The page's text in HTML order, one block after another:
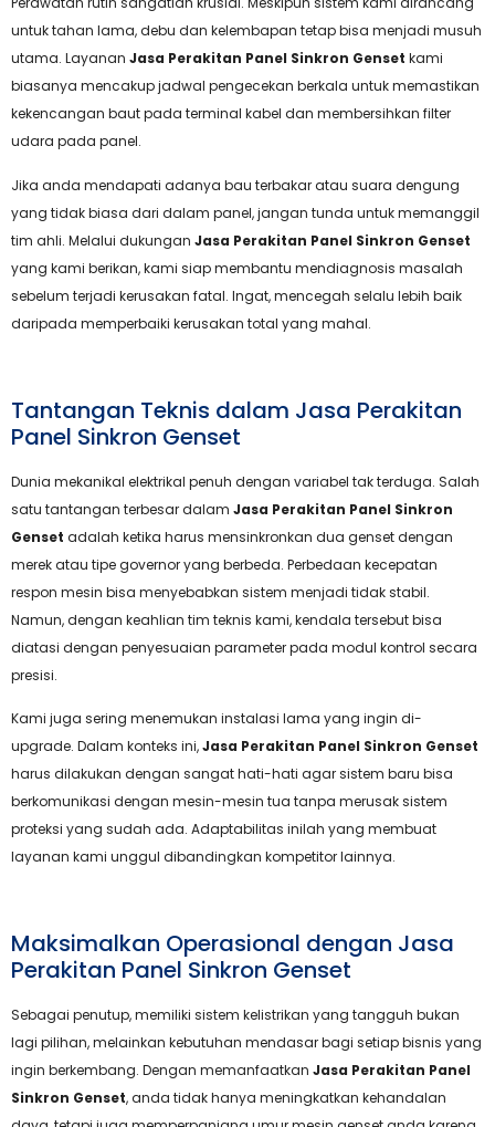
untuk tahan lama, debu dan kelembapan tetap bisa menjadi musuh
utama. Layanan Jasa Perakitan Panel Sinkron Genset kami
biasanya mencakup jadwal pengecekan berkala untuk memastikan
kekencangan baut pada terminal kabel dan membersihkan filter
udara pada panel.
Jika anda mendapati adanya bau terbakar atau suara dengung
yang tidak biasa dari dalam panel, jangan tunda untuk memanggil
tim ahli. Melalui dukungan Jasa Perakitan Panel Sinkron Genset
yang kami berikan, kami siap membantu mendiagnosis masalah
sebelum terjadi kerusakan fatal. Ingat, mencegah selalu lebih baik
daripada memperbaiki kerusakan total yang mahal.
Tantangan Teknis dalam Jasa Perakitan
Panel Sinkron Genset
Dunia mekanikal elektrikal penuh dengan variabel tak terduga. Salah
satu tantangan terbesar dalam Jasa Perakitan Panel Sinkron
Genset adalah ketika harus mensinkronkan dua genset dengan
merek atau tipe governor yang berbeda. Perbedaan kecepatan
respon mesin bisa menyebabkan sistem menjadi tidak stabil.
Namun, dengan keahlian tim teknis kami, kendala tersebut bisa
diatasi dengan penyesuaian parameter pada modul kontrol secara
presisi.
Kami juga sering menemukan instalasi lama yang ingin di-
upgrade. Dalam konteks ini,Jasa Perakitan Panel Sinkron Genset
harus dilakukan dengan sangat hati-hati agar sistem baru bisa
berkomunikasi dengan mesin-mesin tua tanpa merusak sistem
proteksi yang sudah ada. Adaptabilitas inilah yang membuat
layanan kami unggul dibandingkan kompetitor lainnya.
Maksimalkan Operasional dengan Jasa
Perakitan Panel Sinkron Genset
Sebagai penutup, memiliki sistem kelistrikan yang tangguh bukan
lagi pilihan, melainkan kebutuhan mendasar bagi setiap bisnis yang
ingin berkembang. Dengan memanfaatkan Jasa Perakitan Panel
Sinkron Genset, anda tidak hanya meningkatkan kehandalan